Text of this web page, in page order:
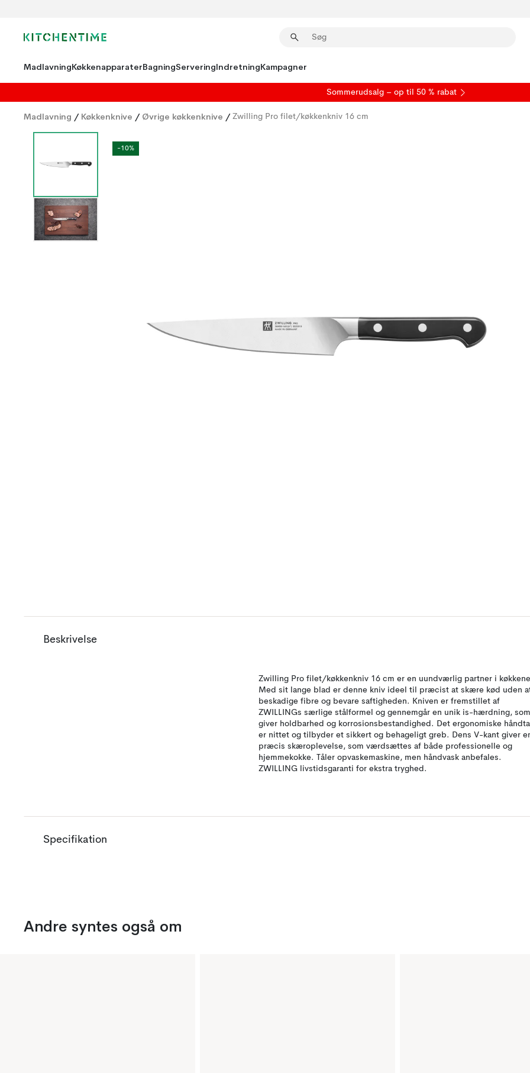
MadlavningKøkkenapparaterBagningServeringIndretningKampagner
Sommerudsalg – op til 50 % rabat
Madlavning / Køkkenknive / Øvrige køkkenknive / Zwilling Pro filet/køkkenkniv 16 cm
-10%
Beskrivelse
Zwilling Pro filet/køkkenkniv 16 cm er en uundværlig partner i
Med sit lange blad er denne kniv ideel til præcist at skære kød uden
beskadige fibre og bevare saftigheden. Kniven er fremstillet af
ZWILLINGs særlige stålformel og gennemgår en unik is-hærdning, som
giver holdbarhed og korrosionsbestandighed. Det ergonomiske
er nittet og tilbyder et sikkert og behageligt greb. Dens V-kant giver
præcis skæroplevelse, som værdsættes af både professionelle og
hjemmekokke. Tåler opvaskemaskine, men håndvask anbefales.
ZWILLING livstidsgaranti for ekstra tryghed.
Specifikation
Andre syntes også om